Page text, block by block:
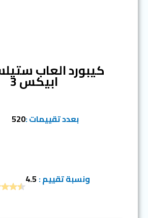
كيبورد العاب
ابيكس 3
بعدد تقييمات :520
ونسبة تقييم :4.5